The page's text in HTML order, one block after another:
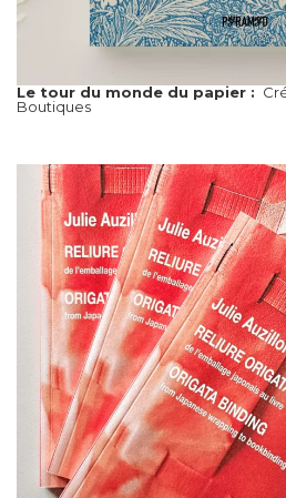
Le tour du monde du papier :
Boutiques